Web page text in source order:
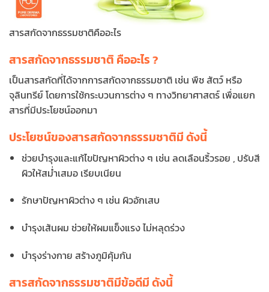
สารสกัดจากธรรมชาติคืออะไร
สารสกัดจากธรรมชาติ คืออะไร ?
เป็นสารสกัดที่ได้จากการสกัดจากธรรมชาติ เช่น พืช สัตว์ หรือ
จุลินทรีย์ โดยการใช้กระบวนการต่าง ๆ ทางวิทยาศาสตร์ เพื่อแยก
สารที่มีประโยชน์ออกมา
ประโยชน์ของสารสกัดจากธรรมชาติมี ดังนี้
ช่วยบำรุงและแก้ไขปัญหาผิวต่าง ๆ เช่น ลดเลือนริ้วรอย , ปรับสี
ผิวให้สม่ำเสมอ เรียบเนียน
รักษาปัญหาผิวต่าง ๆ เช่น ผิวอักเสบ
บำรุงเส้นผม ช่วยให้ผมแข็งแรง ไม่หลุดร่วง
บำรุงร่างกาย สร้างภูมิคุ้มกัน
สารสกัดจากธรรมชาติมีข้อดีมี ดังนี้